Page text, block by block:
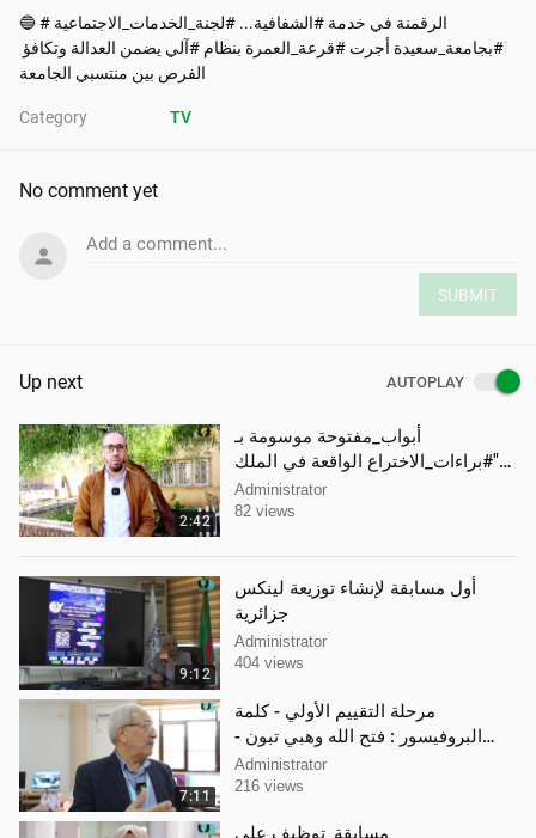
🔵 #الرقمنة في خدمة #الشفافية... #لجنة_الخدمات_الاجتماعية
الفرص بين منتسبي الجامعة
Category TV
No comment yet
Add a comment...
SUBMIT
Up next AUTOPLAY
2:42
أبواب_مفتوحة موسومة بـ
"#براءات_الاختراع الواقعة في الملك
العام
Administrator
82 views
9:12
أول مسابقة لإنشاء توزيعة لينكس
جزائرية
Administrator
404 views
7:11
مرحلة التقييم الأولي - كلمة
البروفيسور : فتح الله وهبي تبون -
رئيس جامعة سعيدة
Administrator
216 views
مسابقة_توظيف على